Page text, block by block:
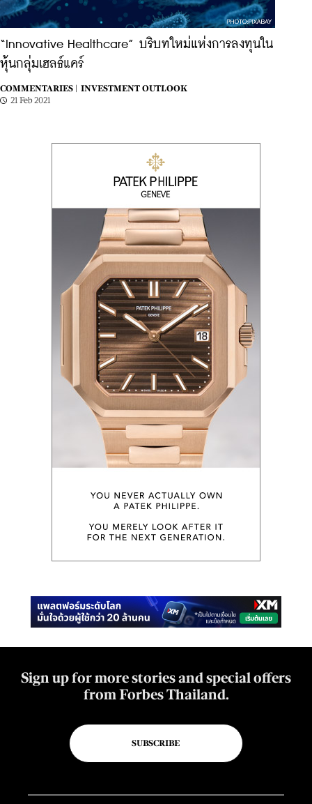
“Innovative Healthcare” บริบทใหม่แห่งการลงทุนใน
หุ้นกลุ่มเฮลธ์แคร์
COMMENTARIES |
INVESTMENT OUTLOOK
21 Feb 2021
Sign up for more stories and special offers
from Forbes Thailand.
SUBSCRIBE